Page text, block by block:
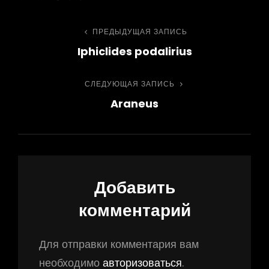
Навигация
записям
Предыдущая
запись
ПРЕДЫДУЩАЯ ЗАПИСЬ
Iphiclides podalirius
Следующая
запись
СЛЕДУЮЩАЯ ЗАПИСЬ
Araneus
Добавить
комментарий
Для отправки комментария вам
необходимо авторизоваться.